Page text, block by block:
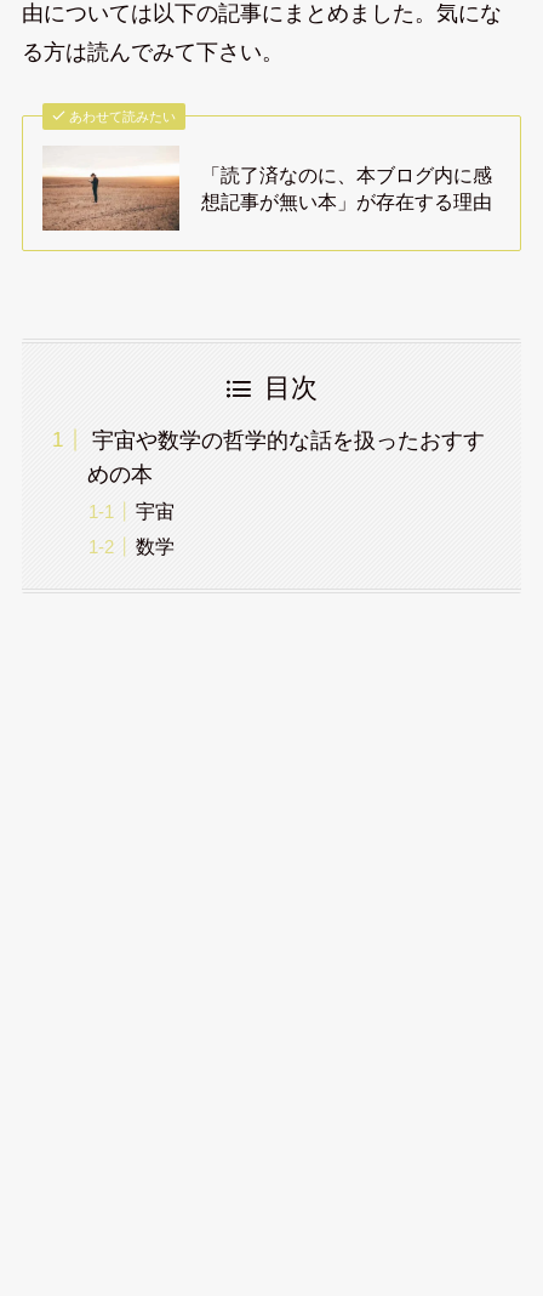
由については以下の記事にまとめました。気にな
る方は読んでみて下さい。
あわせて読みたい
「読了済なのに、本ブログ内に感
想記事が無い本」が存在する理由
目次
宇宙や数学の哲学的な話を扱ったおすす
めの本
宇宙
数学